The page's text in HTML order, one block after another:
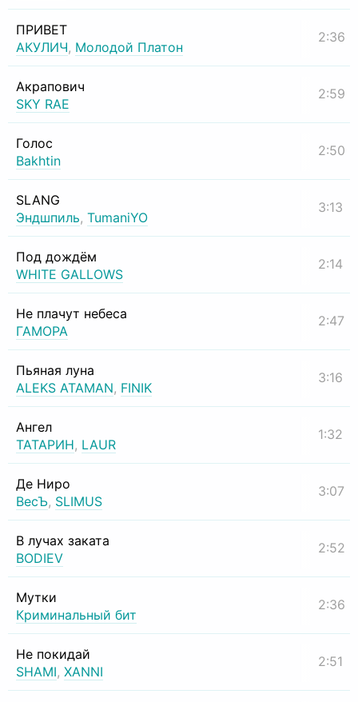
ПРИВЕТ
АКУЛИЧ, Молодой Платон
2:36
Акрапович
SKY RAE
2:59
Голос
Bakhtin
2:50
SLANG
Эндшпиль, TumaniYO
3:13
Под дождём
WHITE GALLOWS
2:14
Не плачут небеса
ГАМОРА
2:47
Пьяная луна
ALEKS ATAMAN, FINIK
3:16
Ангел
ТАТАРИН, LAUR
1:32
Де Ниро
ВесЪ, SLIMUS
3:07
В лучах заката
BODIEV
2:52
Мутки
Криминальный бит
2:36
Не покидай
SHAMI, XANNI
2:51